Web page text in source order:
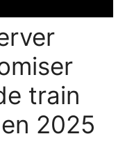
train
2025